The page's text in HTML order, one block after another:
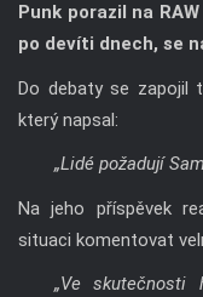
Punk porazil na
po devíti dnech, se
Do debaty se zapojil
který napsal:
„Lidé požadují
Na jeho příspěvek
situaci komentovat
„Ve